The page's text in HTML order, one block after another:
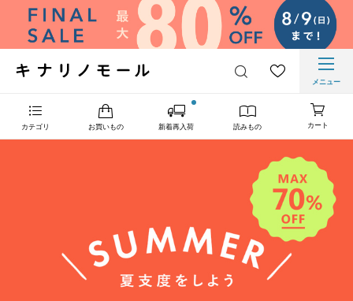
メニュー
カテゴリ お買いもの 新着再入荷 読みもの カート